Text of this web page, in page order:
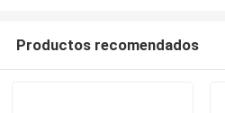
Productos recomendados